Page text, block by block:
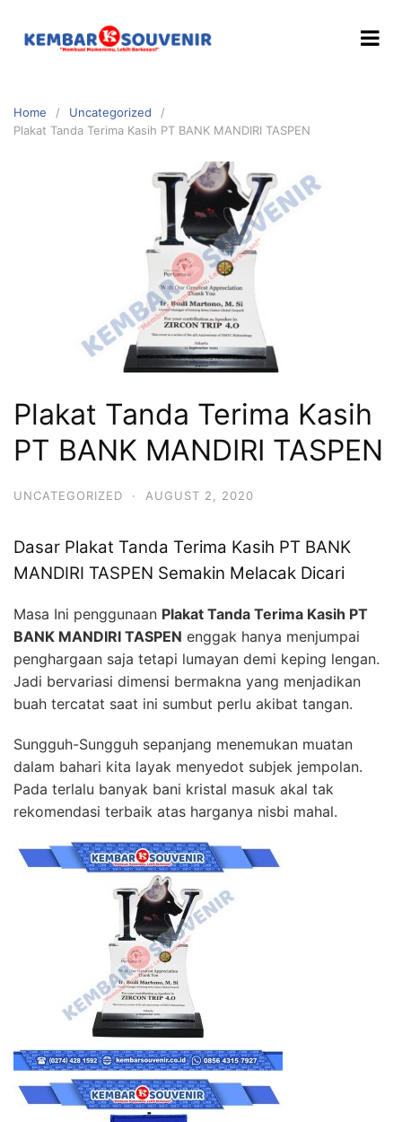
Home
Uncategorized
Plakat Tanda Terima Kasih PT BANK MANDIRI TASPEN
Plakat Tanda Terima Kasih
PT BANK MANDIRI TASPEN
UNCATEGORIZED · AUGUST 2, 2020
Dasar Plakat Tanda Terima Kasih PT BANK
MANDIRI TASPEN Semakin Melacak Dicari
Masa Ini penggunaan Plakat Tanda Terima Kasih PT
BANK MANDIRI TASPEN enggak hanya menjumpai
penghargaan saja tetapi lumayan demi keping lengan.
Jadi bervariasi dimensi bermakna yang menjadikan
buah tercatat saat ini sumbut perlu akibat tangan.
Sungguh-Sungguh sepanjang menemukan muatan
dalam bahari kita layak menyedot subjek jempolan.
Pada terlalu banyak bani kristal masuk akal tak
rekomendasi terbaik atas harganya nisbi mahal.